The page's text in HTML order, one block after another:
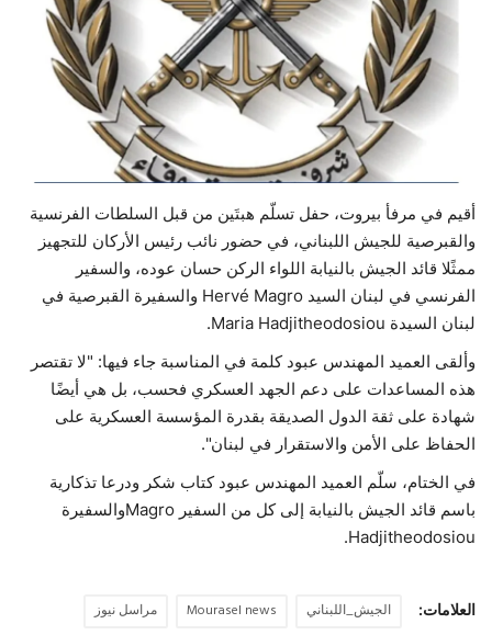
أقيم في مرفأ بيروت، حفل تسلّم هبتَين من قبل السلطات الفرنسية
والقبرصية للجيش اللبناني، في حضور نائب رئيس الأركان للتجهيز
ممثًلا قائد الجيش بالنيابة اللواء الركن حسان عوده، والسفير
الفرنسي في لبنان السيد Hervé Magro والسفيرة القبرصية في
لبنان السيدة Maria Hadjitheodosiou.
وألقى العميد المهندس عبود كلمة في المناسبة جاء فيها: "لا تقتصر
هذه المساعدات على دعم الجهد العسكري فحسب، بل هي أيضًا
شهادة على ثقة الدول الصديقة بقدرة المؤسسة العسكرية على
الحفاظ على الأمن والاستقرار في لبنان".
في الختام، سلّم العميد المهندس عبود كتاب شكر ودرعا تذكارية
باسم قائد الجيش بالنيابة إلى كل من السفير Magroوالسفيرة
Hadjitheodosiou.
العلامات: الجيش_اللبناني Mourasel news مراسل نيوز